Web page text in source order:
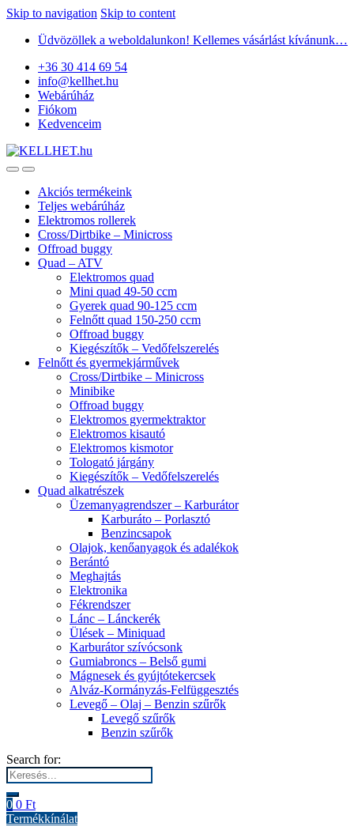
Skip to navigation Skip to content
Üdvözöllek a weboldalunkon! Kellemes vásárlást kívánunk…
+36 30 414 69 54
info@kellhet.hu
Webárúház
Fiókom
Kedvenceim
Akciós termékeink
Teljes webárúház
Elektromos rollerek
Cross/Dirtbike – Minicross
Offroad buggy
Quad – ATV
Elektromos quad
Mini quad 49-50 ccm
Gyerek quad 90-125 ccm
Felnőtt quad 150-250 ccm
Offroad buggy
Kiegészítők – Vedőfelszerelés
Felnőtt és gyermekjárművek
Cross/Dirtbike – Minicross
Minibike
Offroad buggy
Elektromos gyermektraktor
Elektromos kisautó
Elektromos kismotor
Tologató járgány
Kiegészítők – Vedőfelszerelés
Quad alkatrészek
Üzemanyagrendszer – Karburátor
Karburáto – Porlasztó
Benzincsapok
Olajok, kenőanyagok és adalékok
Berántó
Meghajtás
Elektronika
Fékrendszer
Lánc – Lánckerék
Ülések – Miniquad
Karburátor szívócsonk
Gumiabroncs – Belső gumi
Mágnesek és gyújtótekercsek
Alváz-Kormányzás-Felfüggesztés
Levegő – Olaj – Benzin szűrők
Levegő szűrők
Benzin szűrők
Search for:
0 0 Ft
Termékkínálat